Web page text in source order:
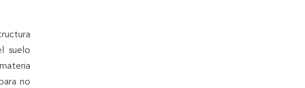
suelo
no